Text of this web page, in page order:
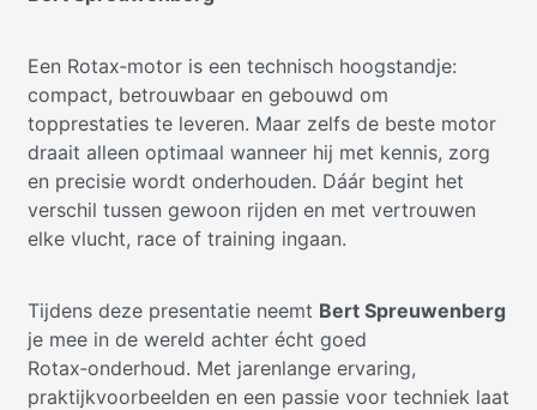
Een Rotax‑motor is een technisch hoogstandje:
compact, betrouwbaar en gebouwd om
topprestaties te leveren. Maar zelfs de beste motor
draait alleen optimaal wanneer hij met kennis, zorg
en precisie wordt onderhouden. Dáár begint het
verschil tussen gewoon rijden en met vertrouwen
elke vlucht, race of training ingaan.
Tijdens deze presentatie neemt Bert Spreuwenberg
je mee in de wereld achter écht goed
Rotax‑onderhoud. Met jarenlange ervaring,
praktijkvoorbeelden en een passie voor techniek laat